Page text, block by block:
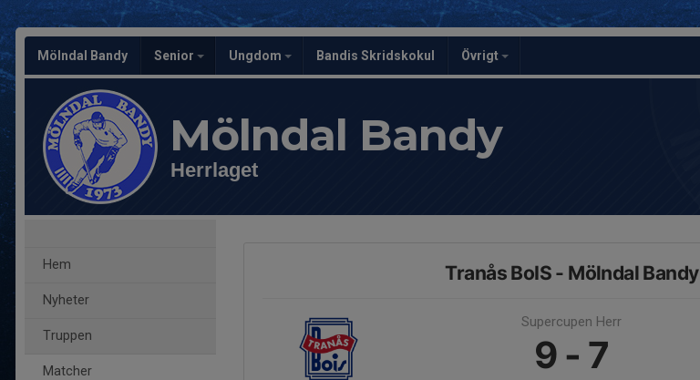
Mölndal Bandy Senior Ungdom Bandis Skridskokul Övrigt
Mölndal Bandy
Herrlaget
Hem
Nyheter
Truppen
Matcher
Tranås BoIS - Mölndal Bandy
Supercupen Herr
9 - 7